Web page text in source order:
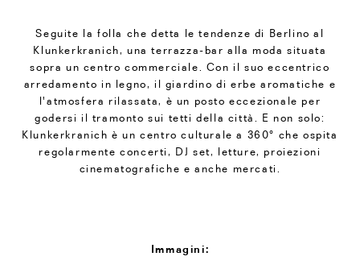
Seguite la folla che detta le tendenze di Berlino al
Klunkerkranich, una terrazza-bar alla moda situata
sopra un centro commerciale. Con il suo eccentrico
arredamento in legno, il giardino di erbe aromatiche e
l'atmosfera rilassata, è un posto eccezionale per
godersi il tramonto sui tetti della città. E non solo:
Klunkerkranich è un centro culturale a 360° che ospita
regolarmente concerti, DJ set, letture, proiezioni
cinematografiche e anche mercati.
Immagini: